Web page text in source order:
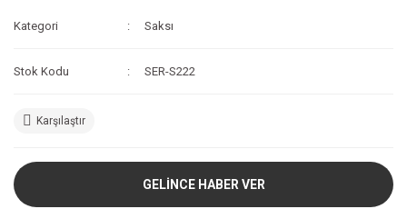
Kategori Saksı
Stok Kodu SER-S222
Karşılaştır
GELİNCE HABER VER